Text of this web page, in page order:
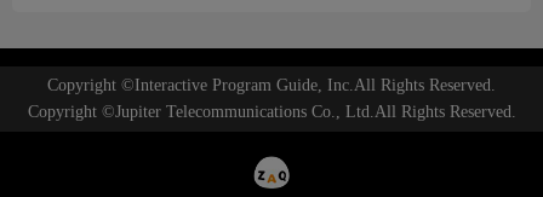
Copyright ©Interactive Program Guide, Inc.All Rights Reserved.
Copyright ©Jupiter Telecommunications Co., Ltd.All Rights Reserved.